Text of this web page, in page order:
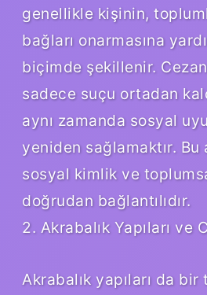
genellikle kişinin,
bağları onarmasına
biçimde şekillenir.
sadece suçu ortadan
aynı zamanda sosyal
yeniden sağlamaktır. Bu
sosyal kimlik ve
doğrudan bağlantılıdır.
2. Akrabalık Yapıları ve
Akrabalık yapıları da